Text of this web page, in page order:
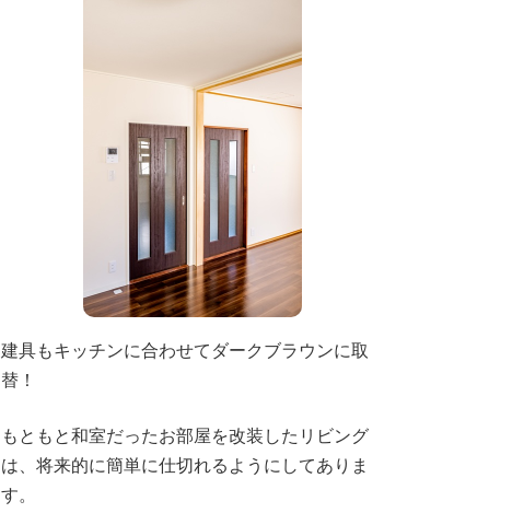
建具もキッチンに合わせてダークブラウンに取
替！
もともと和室だったお部屋を改装したリビング
は、将来的に簡単に仕切れるようにしてありま
す。